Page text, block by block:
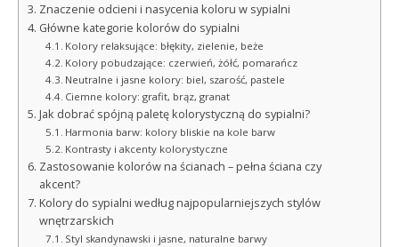
Znaczenie odcieni i nasycenia koloru w sypialni
Główne kategorie kolorów do sypialni
Kolory relaksujące: błękity, zielenie, beże
Kolory pobudzające: czerwień, żółć, pomarańcz
Neutralne i jasne kolory: biel, szarość, pastele
Ciemne kolory: grafit, brąz, granat
Jak dobrać spójną paletę kolorystyczną do sypialni?
Harmonia barw: kolory bliskie na kole barw
Kontrasty i akcenty kolorystyczne
Zastosowanie kolorów na ścianach – pełna ściana czy
akcent?
Kolory do sypialni według najpopularniejszych stylów
wnętrzarskich
Styl skandynawski i jasne, naturalne barwy